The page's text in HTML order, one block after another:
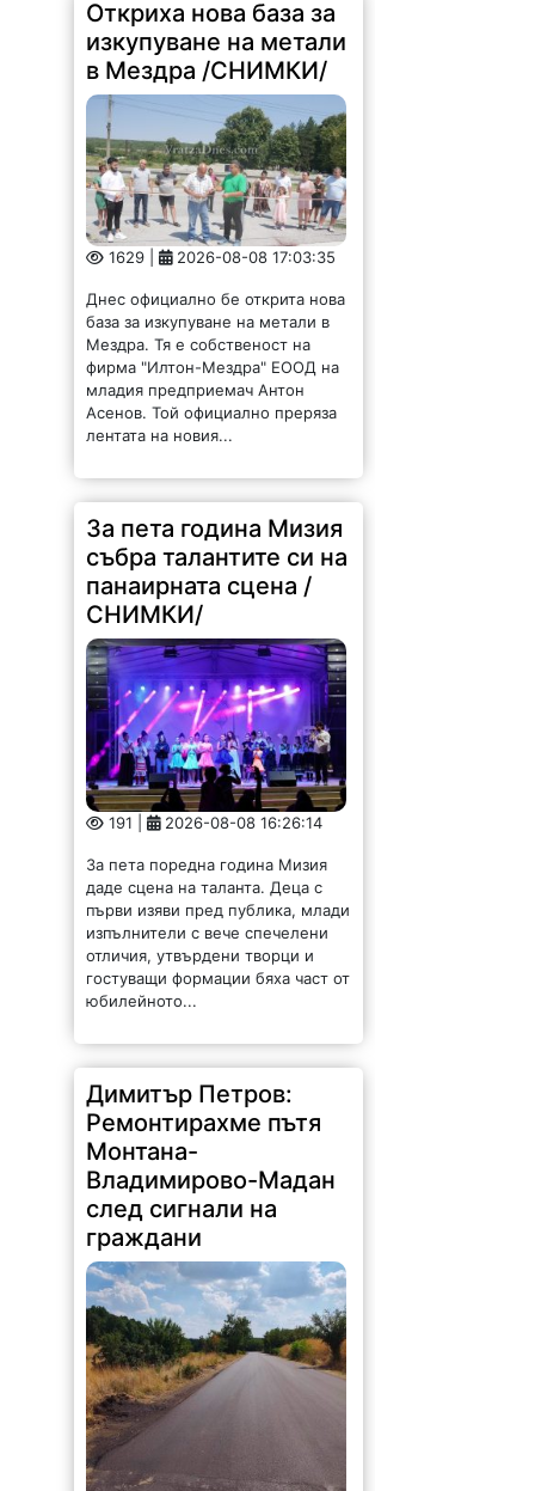
Откриха нова база за
изкупуване на метали
в Мездра /СНИМКИ/
1629 | 2026-08-08 17:03:35
Днес официално бе открита нова
база за изкупуване на метали в
Мездра. Тя е собственост на
фирма "Илтон-Мездра" ЕООД на
младия предприемач Антон
Асенов. Той официално преряза
лентата на новия...
За пета година Мизия
събра талантите си на
панаирната сцена /
СНИМКИ/
191 | 2026-08-08 16:26:14
За пета поредна година Мизия
даде сцена на таланта. Деца с
първи изяви пред публика, млади
изпълнители с вече спечелени
отличия, утвърдени творци и
гостуващи формации бяха част от
юбилейното...
Димитър Петров:
Ремонтирахме пътя
Монтана-
Владимирово-Мадан
след сигнали на
граждани